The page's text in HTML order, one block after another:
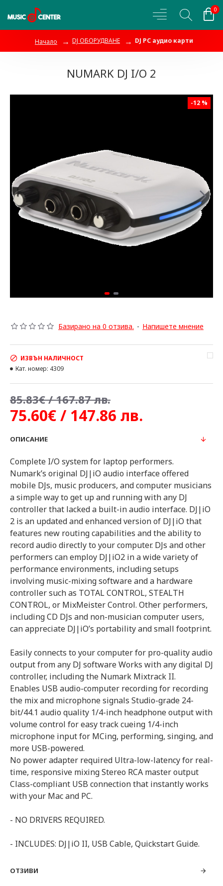
0
Начало DJ ОБОРУДВАНЕ DJ PC аудио карти
NUMARK DJ I/O 2
-12 %
Базирано на 0 отзива. - Напишете мнение
75.60€ / 147.86 лв.
85.83€ / 167.87 лв.
ИЗВЪН НАЛИЧНОСТ
Кат. номер: 4309
ОПИСАНИЕ
Complete I/O system for laptop performers.
Numark’s original DJ|iO audio interface offered
mobile DJs, music producers, and computer musicians
a simple way to get up and running with any DJ
controller that lacked a built-in audio interface. DJ|iO
2 is an updated and enhanced version of DJ|iO that
features new routing capabilities and the ability to
record audio directly to your computer. DJs and other
performers can employ DJ|iO2 in a wide variety of
performance environments, including setups
involving music-mixing software and a hardware
controller such as TOTAL CONTROL, STEALTH
CONTROL, or MixMeister Control. Other performers,
including CD DJs and non-musician computer users,
can appreciate DJ|iO’s portability and small footprint.
Easily connects to your computer for pro-quality audio
output from any DJ software Works with any digital DJ
controller, including the Numark Mixtrack II.
Enables USB audio-computer recording for recording
the mix and microphone signals Studio-grade 24-
bit/44.1 audio quality 1/4-inch headphone output with
volume control for easy track cueing 1/4-inch
microphone input for MCing, performing, singing, and
more USB-powered.
No power adapter required Ultra-low-latency for real-
time, responsive mixing Stereo RCA master output
Class-compliant USB connection that instantly works
with your Mac and PC.
- NO DRIVERS REQUIRED.
- INCLUDES: DJ|iO II, USB Cable, Quickstart Guide.
ОТЗИВИ